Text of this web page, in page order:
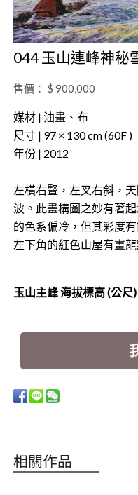
044 玉山連峰神秘
售價： $ 900,000
媒材 | 油畫、布
尺寸 | 97 × 130 cm (60F )
年份 | 2012
左橫右豎，左叉右斜，
波。此畫構圖之妙有著
的色系偏冷，但其彩度
左下角的紅色山屋有畫
玉山主峰海拔標高(公尺)
相關作品